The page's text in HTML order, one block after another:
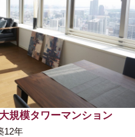
規模タワーマンション
12年